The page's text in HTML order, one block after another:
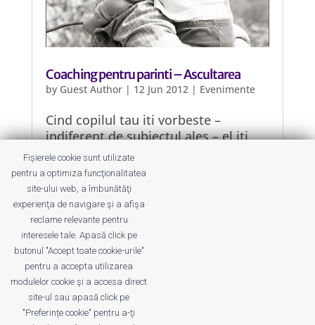
Coaching pentru parinti – Ascultarea
by Guest Author| 12 Jun 2012| Evenimente
Cind copilul tau iti vorbeste –
indiferent de subiectul ales – el iti
comunica si credintele lui despre
lume, sperantele, dorintele, fricile. Iti
arata, prin cuvintele pe care le alege,
cum isi “propune” sa se dezvolte ca
adult, in viitor. Il auzi?
Despre noi Publicitate
Fișierele cookie sunt utilizate
pentru a optimiza funcţionalitatea
site-ului web, a îmbunătăţi
experienţa de navigare şi a afişa
reclame relevante pentru
interesele tale. Apasă click pe
butonul "Accept toate cookie-urile"
pentru a accepta utilizarea
modulelor cookie şi a accesa direct
site-ul sau apasă click pe
"Preferințe cookie" pentru a-ţi